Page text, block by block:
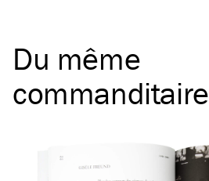
Du même
commanditaire